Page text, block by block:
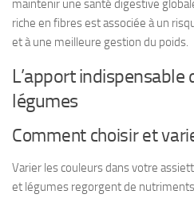
maintenir une santé digestive
riche en fibres est associée à un
et à une meilleure gestion du poids.
L’apport indispensable
légumes
Comment choisir et
Varier les couleurs dans votre
et légumes regorgent de